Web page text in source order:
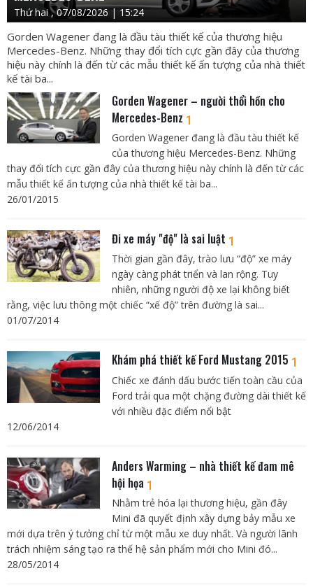
Thứ hai , 07/08/2026 | 15:24
Gorden Wagener đang là đầu tàu thiết kế của thương hiệu
Mercedes-Benz. Những thay đổi tích cực gần đây của thương
hiệu này chính là đến từ các mẫu thiết kế ấn tượng của nhà thiết
kế tài ba...
Gorden Wagener – người thổi hồn cho
Mercedes-Benz 1
Gorden Wagener đang là đầu tàu thiết kế
của thương hiệu Mercedes-Benz. Những
thay đổi tích cực gần đây của thương hiệu này chính là đến từ các
mẫu thiết kế ấn tượng của nhà thiết kế tài ba...
26/01/2015
Đi xe máy "độ" là sai luật 1
Thời gian gần đây, trào lưu “độ” xe máy
ngày càng phát triển và lan rộng. Tuy
nhiên, những người độ xe lại không biết
rằng, việc lưu thông một chiếc “xế độ” trên đường là sai...
01/07/2014
Khám phá thiết kế Ford Mustang 2015 1
Chiếc xe đánh dấu bước tiến toàn cầu của
Ford trải qua một chặng đường dài thiết kế
với nhiều đặc điểm nổi bật
12/06/2014
Anders Warming – nhà thiết kế đam mê
hội họa 1
Nhằm trẻ hóa lại thương hiệu, gần đây
Mini đã quyết định xây dựng bảy mẫu xe
mới dựa trên ý tưởng chỉ từ một mẫu xe duy nhất. Và người lãnh
trách nhiệm sáng tạo ra thế hệ sản phẩm mới cho Mini đó...
28/05/2014